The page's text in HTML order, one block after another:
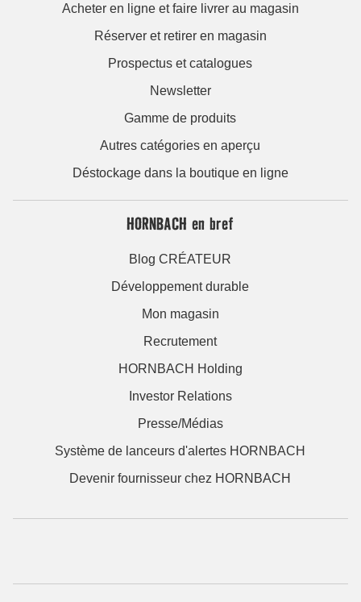
Acheter en ligne et faire livrer au magasin
Réserver et retirer en magasin
Prospectus et catalogues
Newsletter
Gamme de produits
Autres catégories en aperçu
Déstockage dans la boutique en ligne
HORNBACH en bref
Blog CRÉATEUR
Développement durable
Mon magasin
Recrutement
HORNBACH Holding
Investor Relations
Presse/Médias
Système de lanceurs d'alertes HORNBACH
Devenir fournisseur chez HORNBACH